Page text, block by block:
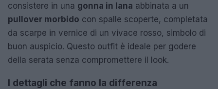
consistere in una gonna in lana abbinata a un
pullover morbido con spalle scoperte, completata
da scarpe in vernice di un vivace rosso, simbolo di
buon auspicio. Questo outfit è ideale per godere
della serata senza compromettere il look.
I dettagli che fanno la differenza